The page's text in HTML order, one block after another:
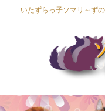
いたずらっ子ソマリ～ず